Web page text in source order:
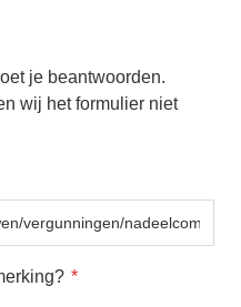
je beantwoorden.
wij het formulier niet